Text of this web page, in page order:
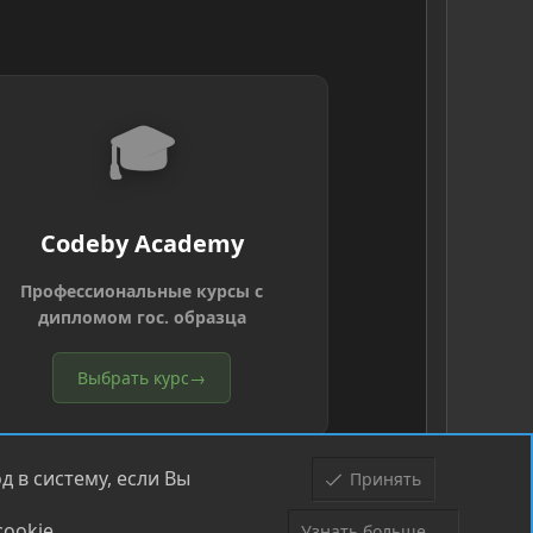
🎓
Codeby Academy
Профессиональные курсы с
дипломом гос. образца
Выбрать курс→
в систему, если Вы
Принять